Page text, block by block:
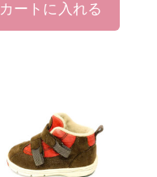
カートに入れる